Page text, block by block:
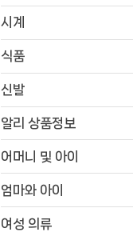
시계
식품
신발
알리 상품정보
어머니 및 아이
엄마와 아이
여성 의류